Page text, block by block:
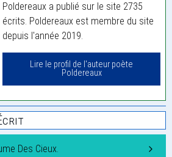
Poldereaux a publié sur le site 2735
écrits. Poldereaux est membre du site
depuis l'année 2019.
Lire le profil de l'auteur poète
Poldereaux
Des Cieux.